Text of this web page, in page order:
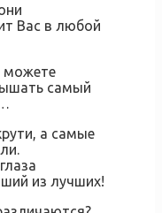
Вас в любой
можете
самый
а самые
из лучших!